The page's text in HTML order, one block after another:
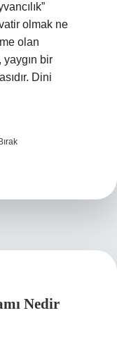
olmak ne
olan
bir
Dini
Nedir